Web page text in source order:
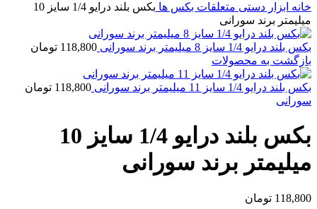
خانه ابزار دستی متعلقات بکس ها
بکس بلند درایو 1/4 سایز 10
میلیمتر برند سورانی
بکس بلند درایو 1/4 سایز 8 میلیمتر برند سورانی 118,800 تومان
بازگشت به محصولات
بکس بلند درایو 1/4 سایز 11 میلیمتر برند سورانی 118,800 تومان
سورانی
بکس بلند درایو 1/4 سایز 10
میلیمتر برند سورانی
118,800 تومان